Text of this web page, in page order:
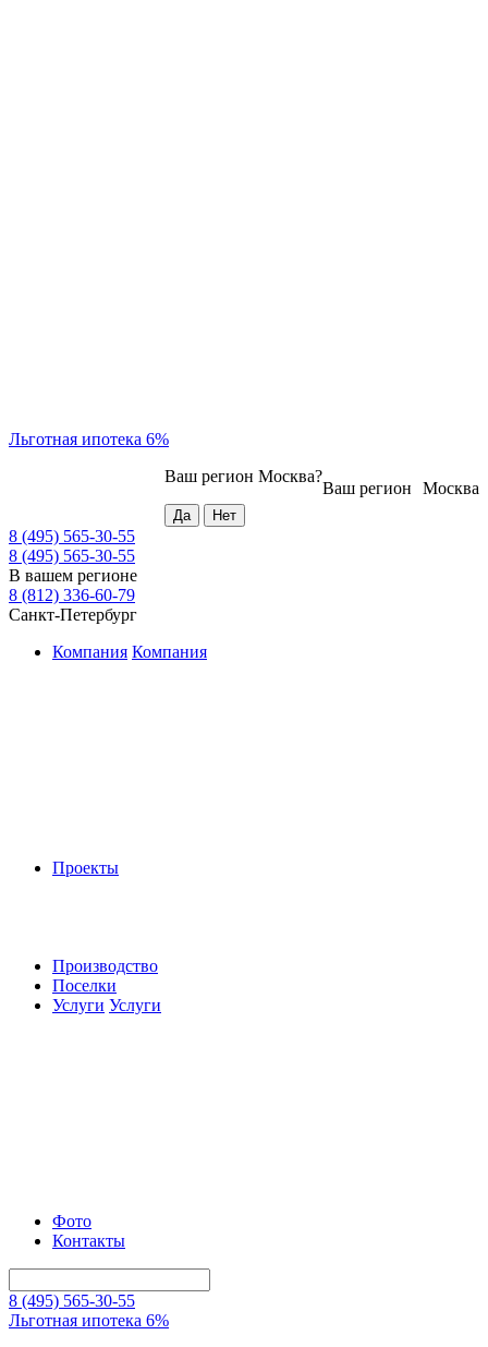
Льготная ипотека 6%
Москва
Ваш регион
Ваш регион Москва?
8 (495) 565-30-55
8 (495) 565-30-55
В вашем регионе
8 (812) 336-60-79
Санкт-Петербург
Компания Компания
Проекты
Производство
Поселки
Услуги Услуги
Фото
Контакты
8 (495) 565-30-55
Льготная ипотека 6%